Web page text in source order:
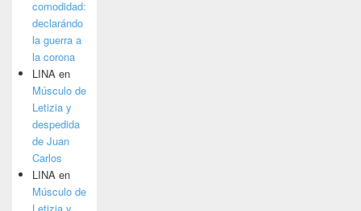
comodidad:
declarándo
la guerra a
la corona
LINA en
Músculo de
Letizia y
despedida
de Juan
Carlos
LINA en
Músculo de